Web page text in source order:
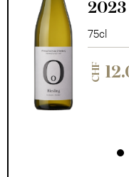
2023
75cl
CHF